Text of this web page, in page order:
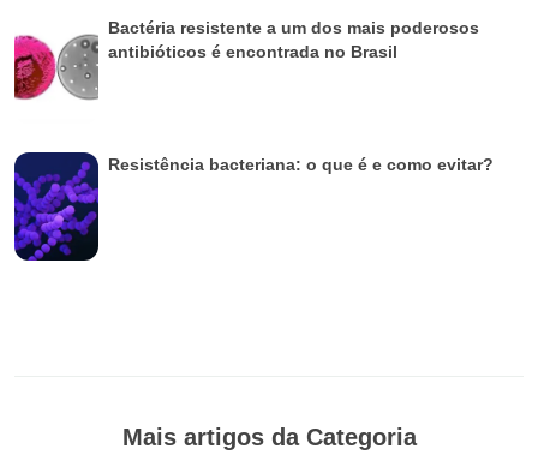
Bactéria resistente a um dos mais poderosos
antibióticos é encontrada no Brasil
Resistência bacteriana: o que é e como evitar?
Mais artigos da Categoria